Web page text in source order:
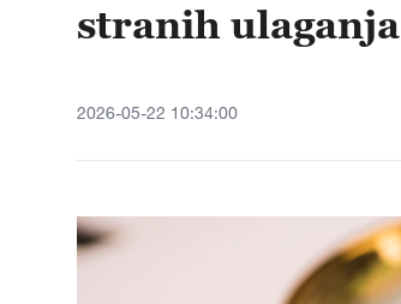
stranih ulaganja
2026-05-22 10:34:00